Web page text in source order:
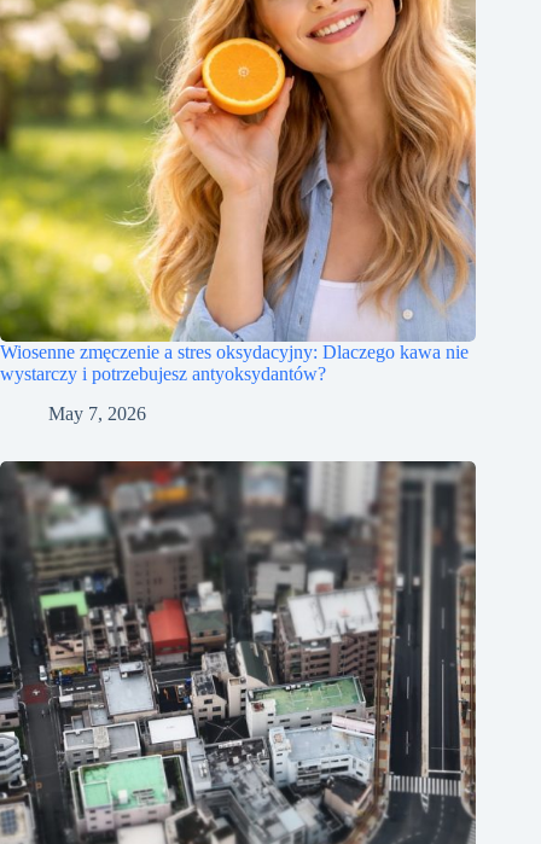
Wiosenne zmęczenie a stres oksydacyjny: Dlaczego kawa nie
wystarczy i potrzebujesz antyoksydantów?
May 7, 2026